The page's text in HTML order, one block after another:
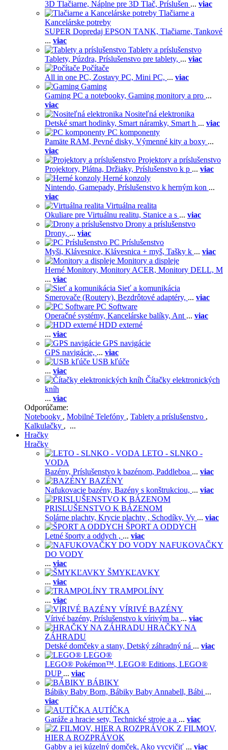
3D Tlačiarne, Náplne pre 3D Tlač, Príslušen ... viac
Tlačiarne a
Kancelárske potreby
SUPER Dopredaj EPSON TANK, Tlačiarne, Tankové
... viac
Tablety a príslušenstvo
Tablety, Púzdra, Príslušenstvo pre tablety, ... viac
Počítače
All in one PC, Zostavy PC, Mini PC, ... viac
Gaming
Gaming PC a notebooky, Gaming monitory a pro ...
viac
Nositeľná elektronika
Detské smart hodinky, Smart náramky, Smart h ... viac
PC komponenty
Pamäte RAM, Pevné disky, Výmenné kity a boxy ...
viac
Projektory a príslušenstvo
Projektory, Plátna, Držiaky, Príslušenstvo k p ... viac
Herné konzoly
Nintendo, Gamepady, Príslušenstvo k herným kon ...
viac
Virtuálna realita
Okuliare pre Virtuálnu realitu, Stanice a s ... viac
Drony a príslušenstvo
Drony, ... viac
PC Príslušenstvo
Myši, Klávesnice, Klávesnica + myš, Tašky k ... viac
Monitory a displeje
Herné Monitory, Monitory ACER, Monitory DELL, M
... viac
Sieť a komunikácia
Smerovače (Routery), Bezdrôtové adaptéry, ... viac
PC Software
Operačné systémy, Kancelárske balíky, Ant ... viac
HDD externé
... viac
GPS navigácie
GPS navigácie, ... viac
USB kľúče
... viac
Čítačky elektronických
kníh
... viac
Odporúčame:
Notebooky , Mobilné Telefóny , Tablety a príslušenstvo ,
Kalkulačky , ...
Hračky
Hračky
LETO - SLNKO -
VODA
Bazény, Príslušenstvo k bazénom, Paddleboa ... viac
BAZÉNY
Nafukovacie bazény, Bazény s konštrukciou, ... viac
PRISLUŠENSTVO K BÁZENOM
Solárne plachty, Krycie plachty , Schodíky, Vy ... viac
ŠPORT A ODDYCH
Letné športy a oddych , ... viac
NAFUKOVAČKY
DO VODY
... viac
ŠMYKĽAVKY
... viac
TRAMPOLÍNY
... viac
VÍRIVÉ BAZÉNY
Vírivé bazény, Príslušenstvo k vírivým ba ... viac
HRAČKY NA
ZÁHRADU
Detské domčeky a stany, Detský záhradný ná ... viac
LEGO®
LEGO® Pokémon™, LEGO® Editions, LEGO®
DUP ... viac
BÁBIKY
Bábiky Baby Born, Bábiky Baby Annabell, Bábi ...
viac
AUTÍČKA
Garáže a hracie sety, Technické stroje a a ... viac
Z FILMOV,
HIER A ROZPRÁVOK
Gabby a jej kúzelný domček, Ako vycvičiť ... viac